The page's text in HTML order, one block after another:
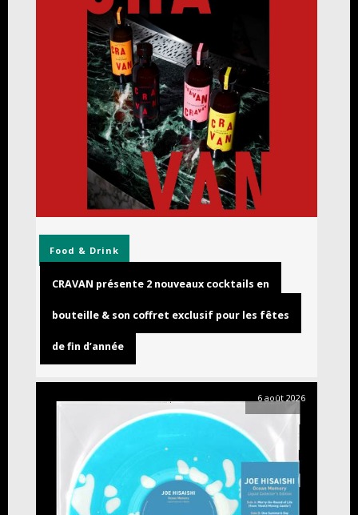
Food & Drink
CRAVAN présente 2 nouveaux cocktails en
bouteille & son coffret exclusif pour les fêtes
de fin d’année
6 août 2026